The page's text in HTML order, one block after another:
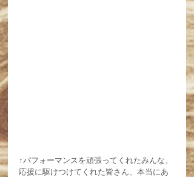
↑パフォーマンスを頑張ってくれたみんな、
応援に駆けつけてくれた皆さん、本当にあ